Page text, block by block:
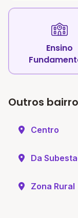
Ensino
Outros
Centro
Da
Zona Rural